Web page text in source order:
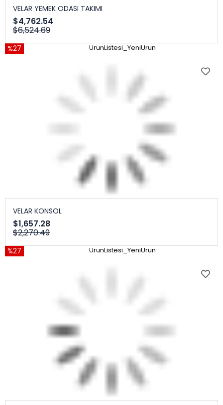
VELAR YEMEK ODASI TAKIMI
$4,762.54
$6,524.69
%27 UrunListesi_YeniUrun
VELAR KONSOL
$1,657.28
$2,270.49
%27 UrunListesi_YeniUrun